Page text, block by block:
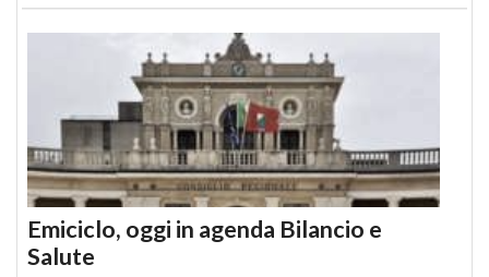
Emiciclo, oggi in agenda Bilancio e
Salute